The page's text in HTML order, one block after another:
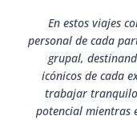
En estos viajes
personal de cada
grupal,
icónicos de cada
trabajar
potencial mientras